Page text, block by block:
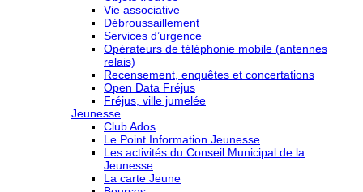
Vie associative
Débroussaillement
Services d’urgence
Opérateurs de téléphonie mobile (antennes
relais)
Recensement, enquêtes et concertations
Open Data Fréjus
Fréjus, ville jumelée
Jeunesse
Club Ados
Le Point Information Jeunesse
Les activités du Conseil Municipal de la
Jeunesse
La carte Jeune